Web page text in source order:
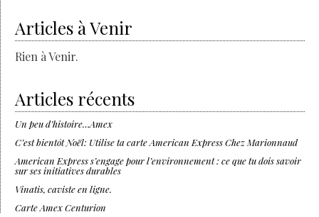
Articles à Venir
Rien à Venir.
Articles récents
Un peu d’histoire…Amex
C’est bientôt Noël: Utilise ta carte American Express Chez Marionnaud
American Express s’engage pour l’environnement : ce que tu dois savoir
sur ses initiatives durables
Vinatis, caviste en ligne.
Carte Amex Centurion